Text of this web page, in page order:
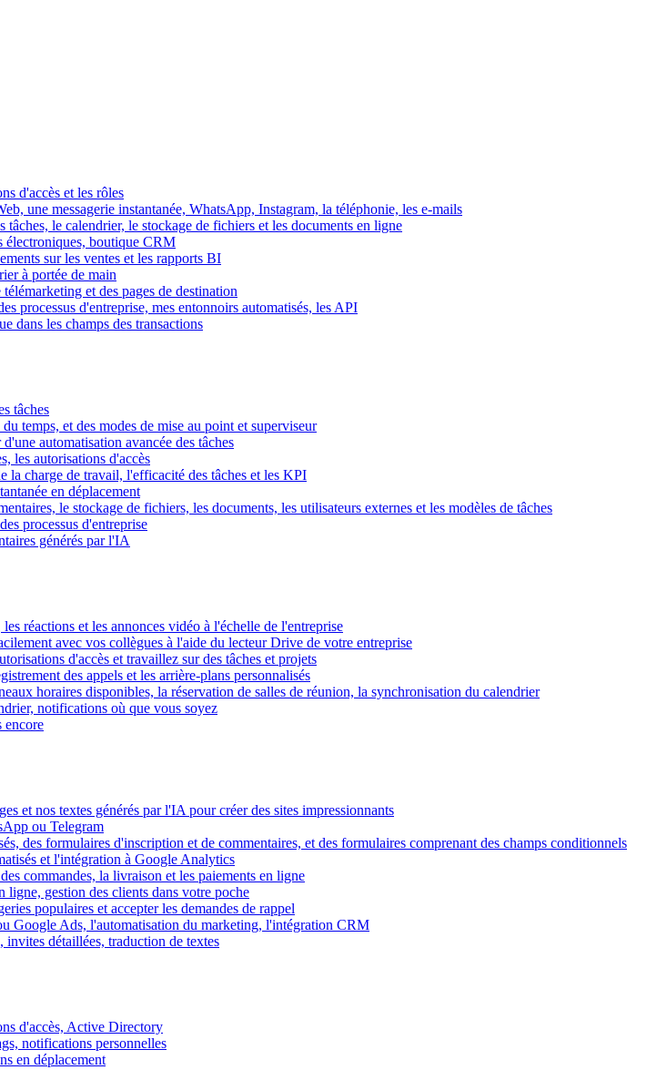
d'accès et les rôles
une messagerie instantanée, WhatsApp, Instagram, la téléphonie, les e-mails
le calendrier, le stockage de fichiers et les documents en ligne
électroniques, boutique CRM
sur les ventes et les rapports BI
à portée de main
et des pages de destination
processus d'entreprise, mes entonnoirs automatisés, les API
dans les champs des transactions
tâches
temps, et des modes de mise au point et superviseur
automatisation avancée des tâches
les autorisations d'accès
la charge de travail, l'efficacité des tâches et les KPI
en déplacement
le stockage de fichiers, les documents, les utilisateurs externes et les modèles de tâches
processus d'entreprise
générés par l'IA
réactions et les annonces vidéo à l'échelle de l'entreprise
avec vos collègues à l'aide du lecteur Drive de votre entreprise
d'accès et travaillez sur des tâches et projets
des appels et les arrière-plans personnalisés
horaires disponibles, la réservation de salles de réunion, la synchronisation du calendrier
notifications où que vous soyez
encore
et nos textes générés par l'IA pour créer des sites impressionnants
ou Telegram
des formulaires d'inscription et de commentaires, et des formulaires comprenant des champs conditionnels
et l'intégration à Google Analytics
commandes, la livraison et les paiements en ligne
ligne, gestion des clients dans votre poche
populaires et accepter les demandes de rappel
Google Ads, l'automatisation du marketing, l'intégration CRM
détaillées, traduction de textes
d'accès, Active Directory
notifications personnelles
en déplacement